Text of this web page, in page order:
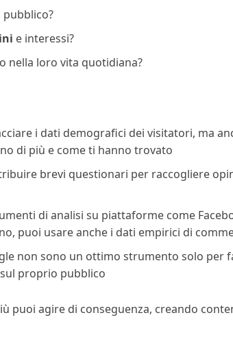
e interessi?
nella loro vita quotidiana?
i dati demografici dei visitatori, ma
di più e come ti hanno trovato
brevi questionari per raccogliere
di analisi su piattaforme come
puoi usare anche i dati empirici di
non sono un ottimo strumento solo per
proprio pubblico
puoi agire di conseguenza, creando